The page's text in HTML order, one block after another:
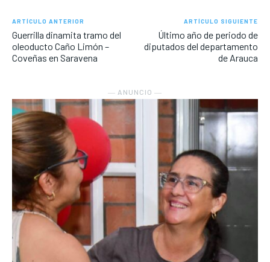
ARTÍCULO ANTERIOR
Guerrilla dinamita tramo del
oleoducto Caño Limón –
Coveñas en Saravena
ARTÍCULO SIGUIENTE
Último año de periodo de
diputados del departamento
de Arauca
― ANUNCIO ―